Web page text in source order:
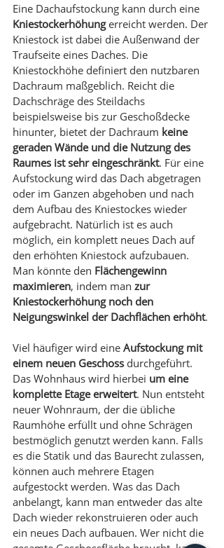
Eine Dachaufstockung kann durch eine
Kniestockerhöhung erreicht werden. Der
Kniestock ist dabei die Außenwand der
Traufseite eines Daches. Die
Kniestockhöhe definiert den nutzbaren
Dachraum maßgeblich. Reicht die
Dachschräge des Steildachs
beispielsweise bis zur Geschoßdecke
hinunter, bietet der Dachraum keine
geraden Wände und die Nutzung des
Raumes ist sehr eingeschränkt. Für eine
Aufstockung wird das Dach abgetragen
oder im Ganzen abgehoben und nach
dem Aufbau des Kniestockes wieder
aufgebracht. Natürlich ist es auch
möglich, ein komplett neues Dach auf
den erhöhten Kniestock aufzubauen.
Man könnte den Flächengewinn
maximieren, indem man zur
Kniestockerhöhung noch den
Neigungswinkel der Dachflächen erhöht.
Viel häufiger wird eine Aufstockung mit
einem neuen Geschoss durchgeführt.
Das Wohnhaus wird hierbei um eine
komplette Etage erweitert. Nun entsteht
neuer Wohnraum, der die übliche
Raumhöhe erfüllt und ohne Schrägen
bestmöglich genutzt werden kann. Falls
es die Statik und das Baurecht zulassen,
können auch mehrere Etagen
aufgestockt werden. Was das Dach
anbelangt, kann man entweder das alte
Dach wieder rekonstruieren oder auch
ein neues Dach aufbauen. Wer nicht die